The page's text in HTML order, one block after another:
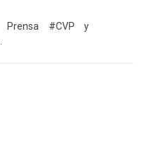
Prensa #CVP y